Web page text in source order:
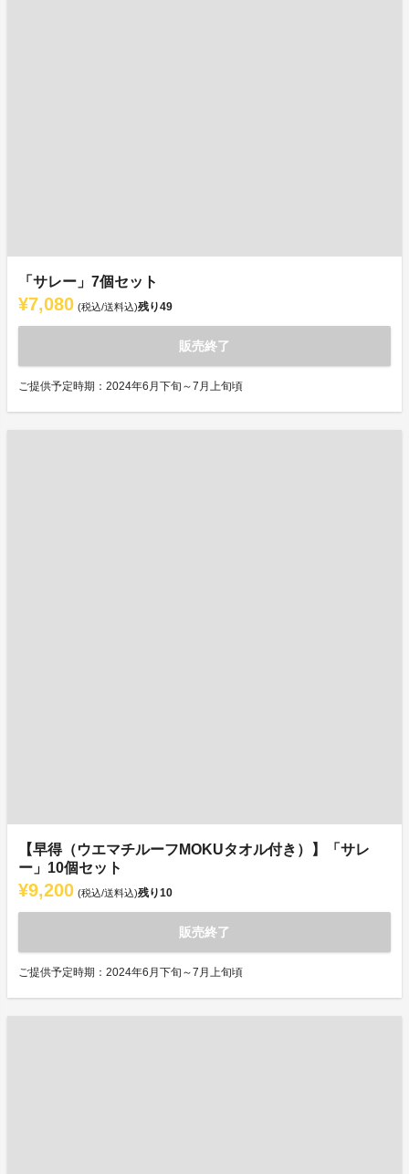
「サレー」7個セット
¥7,080 (税込/送料込)残り49
販売終了
ご提供予定時期：2024年6月下旬～7月上旬頃
【早得（ウエマチルーフMOKUタオル付き）】「サレ
ー」10個セット
¥9,200 (税込/送料込)残り10
販売終了
ご提供予定時期：2024年6月下旬～7月上旬頃